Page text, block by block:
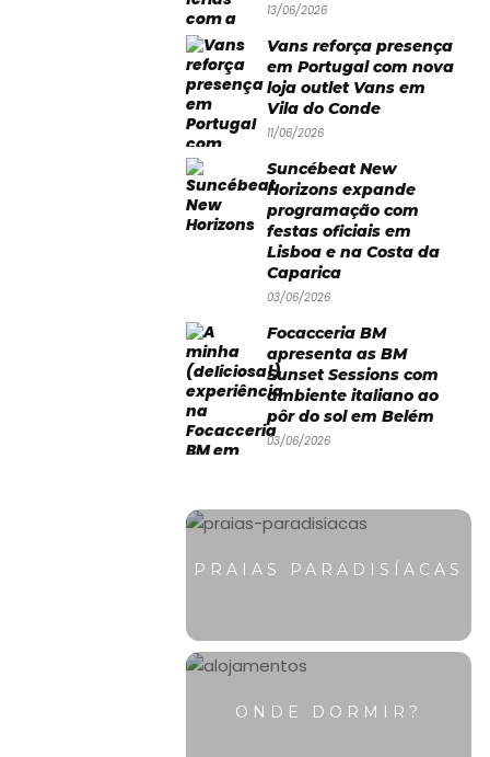
13/06/2026
Vans reforça presença
em Portugal com nova
loja outlet Vans em
Vila do Conde
11/06/2026
Suncébeat New
Horizons expande
programação com
festas oficiais em
Lisboa e na Costa da
Caparica
03/06/2026
Focacceria BM
apresenta as BM
Sunset Sessions com
ambiente italiano ao
pôr do sol em Belém
03/06/2026
PRAIAS PARADISÍACAS
ONDE DORMIR?